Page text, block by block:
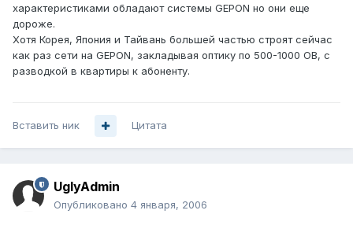
характеристиками обладают системы GEPON но они еще
дороже.
Хотя Корея, Япония и Тайвань большей частью строят сейчас
как раз сети на GEPON, закладывая оптику по 500-1000 ОВ, с
разводкой в квартиры к абоненту.
Вставить ник Цитата
UglyAdmin
Опубликовано 4 января, 2006